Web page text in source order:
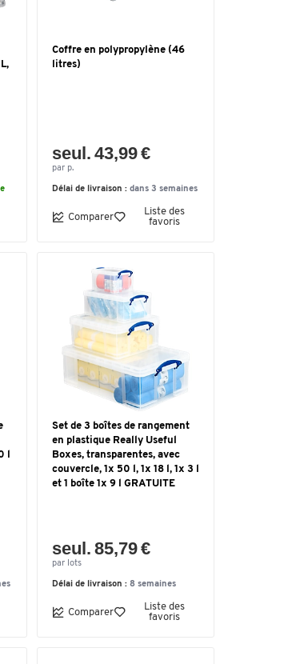
Coffre en polypropylène (46
litres)
seul. 43,99 €
par p.
Délai de livraison : dans 3 semaines
Comparer
Liste des
favoris
l
Set de 3 boîtes de rangement
en plastique Really Useful
Boxes, transparentes, avec
couvercle, 1x 50 l, 1x 18 l, 1x 3 l
et 1 boîte 1x 9 l GRATUITE
seul. 85,79 €
par lots
Délai de livraison : 8 semaines
Comparer
Liste des
favoris